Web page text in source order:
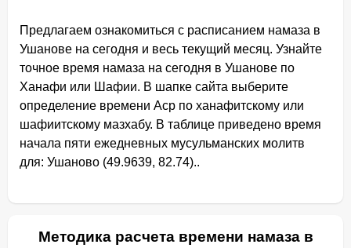
Предлагаем ознакомиться с расписанием намаза в
Ушанове на сегодня и весь текущий месяц. Узнайте
точное время намаза на сегодня в Ушанове по
Ханафи или Шафии. В шапке сайта выберите
определение времени Аср по ханафитскому или
шафиитскому мазхабу. В таблице приведено время
начала пяти ежедневных мусульманских молитв
для: Ушаново (49.9639, 82.74)..
Методика расчета времени намаза в